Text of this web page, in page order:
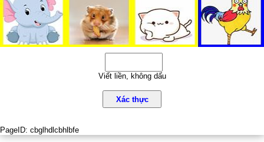
Viết liền, không dấu
Xác thực
PageID: cbglhdlcbhlbfe